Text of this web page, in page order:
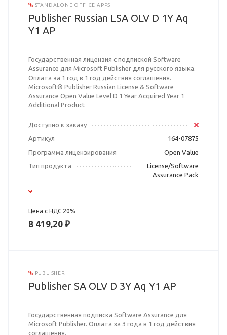
STANDALONE OFFICE APPS
Publisher Russian LSA OLV D 1Y Aq
Y1 AP
Государственная лицензия с подпиской Software
Assurance для Microsoft Publisher для русского языка.
Оплата за 1 год в 1 год действия соглашения.
Microsoft® Publisher Russian License & Software
Assurance Open Value Level D 1 Year Acquired Year 1
Additional Product
Доступно к заказу
Артикул
164-07875
Программа лицензирования
Open Value
Тип продукта
License/Software
Assurance Pack
Цена с НДС 20%
8 419,20 ₽
PUBLISHER
Publisher SA OLV D 3Y Aq Y1 AP
Государственная подписка Software Assurance для
Microsoft Publisher. Оплата за 3 года в 1 год действия
соглашения.